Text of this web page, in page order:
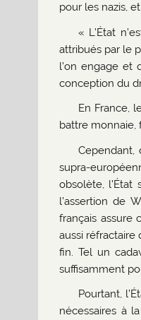
pour les nazis,
« L’État
attribués par le
l’on engage et
conception du
En France,
battre monnaie,
Cependant,
supra-
obsolète,
l’assertion de
français assure
aussi réfractaire
fin. Tel un
suffisamment
Pourtant,
nécessaires à